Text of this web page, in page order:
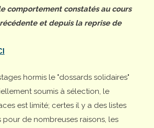
comportement constatés au cours
et depuis la reprise de
hormis le "dossards solidaires"
soumis à sélection, le
est limité; certes il y a des listes
pour de nombreuses raisons, les